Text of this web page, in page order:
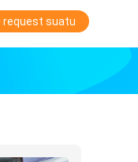
request suatu